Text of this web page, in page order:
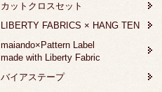
カットクロスセット
LIBERTY FABRICS × HANG TEN
maiando×Pattern Label
made with Liberty Fabric
バイアステープ